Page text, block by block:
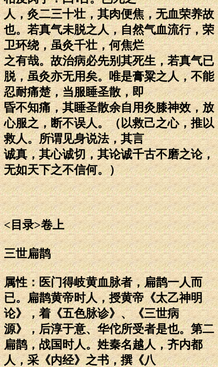
人，灸二三十壮，其肉便焦，无血荣养故
也。若真气未脱之人，自然气血流行，荣
卫环绕，虽灸千壮，何焦烂
之有哉。故治病必先别其死生，若真气已
脱，虽灸亦无用矣。唯是膏粱之人，不能
忍耐痛楚，当服睡圣散，即
昏不知痛，其睡圣散余自用灸膝神效，放
心服之，断不误人。（以救己之心，推以
救人。所谓见身说法，其言
诚真，其心诚切，其论诚千古不磨之论，
无如天下之不信何。）
<目录>卷上
三世扁鹊
属性：医门得岐黄血脉者，扁鹊一人而
已。扁鹊黄帝时人，授黄帝《太乙神明
论》，着《五色脉诊》、《三世病
源》，后淳于意、华佗所受者是也。第二
扁鹊，战国时人。姓秦名越人，齐内都
人，采《内经》之书，撰《八